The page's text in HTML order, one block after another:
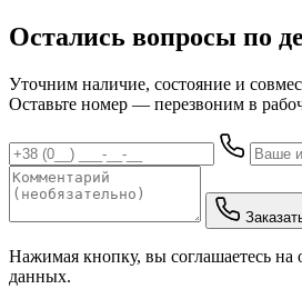
Остались вопросы по
Уточним наличие, состояние и
Оставьте номер — перезвоним в
Нажимая кнопку, вы соглашаетесь на
данных.